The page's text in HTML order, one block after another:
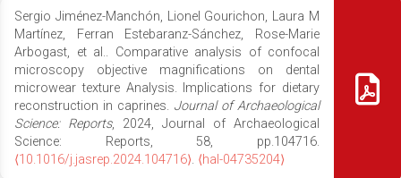
Sergio Jiménez-Manchón, Lionel Gourichon, Laura M
Martínez, Ferran Estebaranz-Sánchez, Rose-Marie
Arbogast, et al.. Comparative analysis of confocal
microscopy objective magnifications on dental
microwear texture Analysis. Implications for dietary
reconstruction in caprines. Journal of Archaeological
Science: Reports, 2024, Journal of Archaeological
Science: Reports, 58, pp.104716.
⟨10.1016/j.jasrep.2024.104716⟩. ⟨hal-04735204⟩